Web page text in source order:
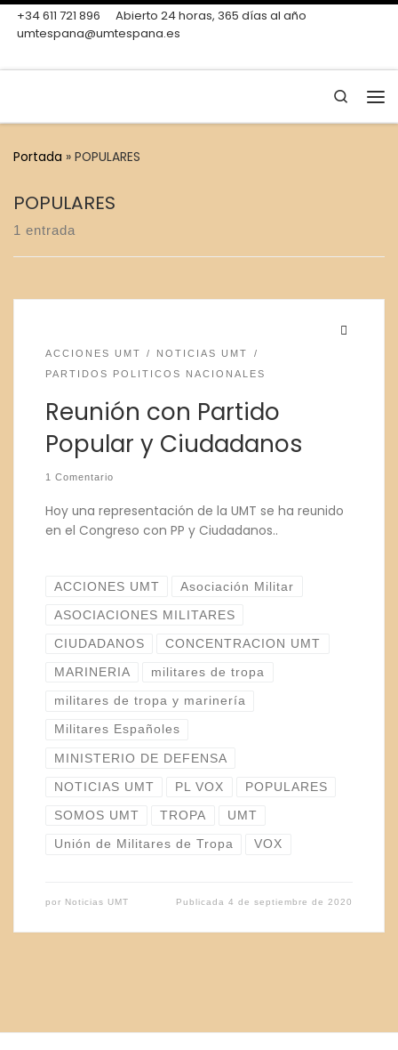
Skip to content
+34 611 721 896
Abierto 24 horas, 365 días al año
umtespana@umtespana.es
Search
Portada » POPULARES
POPULARES
1 entrada
ACCIONES UMT
NOTICIAS UMT
PARTIDOS POLITICOS NACIONALES
Reunión con Partido
Popular y Ciudadanos
1 Comentario
Hoy una representación de la UMT se ha reunido
en el Congreso con PP y Ciudadanos..
ACCIONES UMT Asociación Militar
ASOCIACIONES MILITARES
CIUDADANOS CONCENTRACION UMT
MARINERIA militares de tropa
militares de tropa y marinería
Militares Españoles
MINISTERIO DE DEFENSA
NOTICIAS UMT PL VOX POPULARES
SOMOS UMT TROPA UMT
Unión de Militares de Tropa VOX
por Noticias UMT Publicada4 de septiembre de 2020